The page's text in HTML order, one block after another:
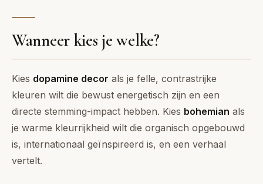
Wanneer kies je welke?
Kies dopamine decor als je felle, contrastrijke
kleuren wilt die bewust energetisch zijn en een
directe stemming-impact hebben. Kies bohemian als
je warme kleurrijkheid wilt die organisch opgebouwd
is, internationaal geïnspireerd is, en een verhaal
vertelt.